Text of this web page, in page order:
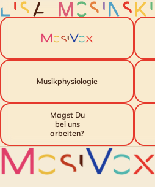
Musik­physiologie
Magst Du
bei uns
arbeiten?